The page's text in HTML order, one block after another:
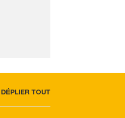
DÉPLIER TOUT